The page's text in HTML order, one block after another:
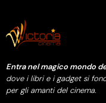
Entra nel magico mondo
dove i libri e i gadget si
per gli amanti del cinema.